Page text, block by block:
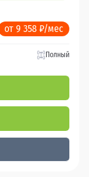
от 9 358 ₽/мес
Полный